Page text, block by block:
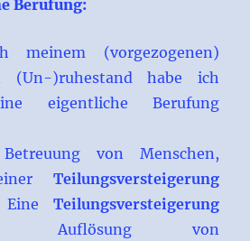
Berufung:
meinem (vorgezogenen)
)ruhestand habe ich
eigentliche Berufung
von Menschen,
Teilungsversteigerung
Eine Teilungsversteigerung
Auflösung von